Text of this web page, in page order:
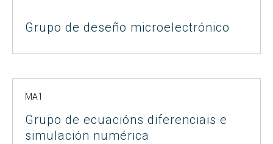
Grupo de deseño microelectrónico
MA1
Grupo de ecuacións diferenciais e
simulación numérica